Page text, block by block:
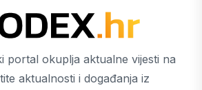
portal okuplja aktualne vijesti na
aktualnosti i događanja iz